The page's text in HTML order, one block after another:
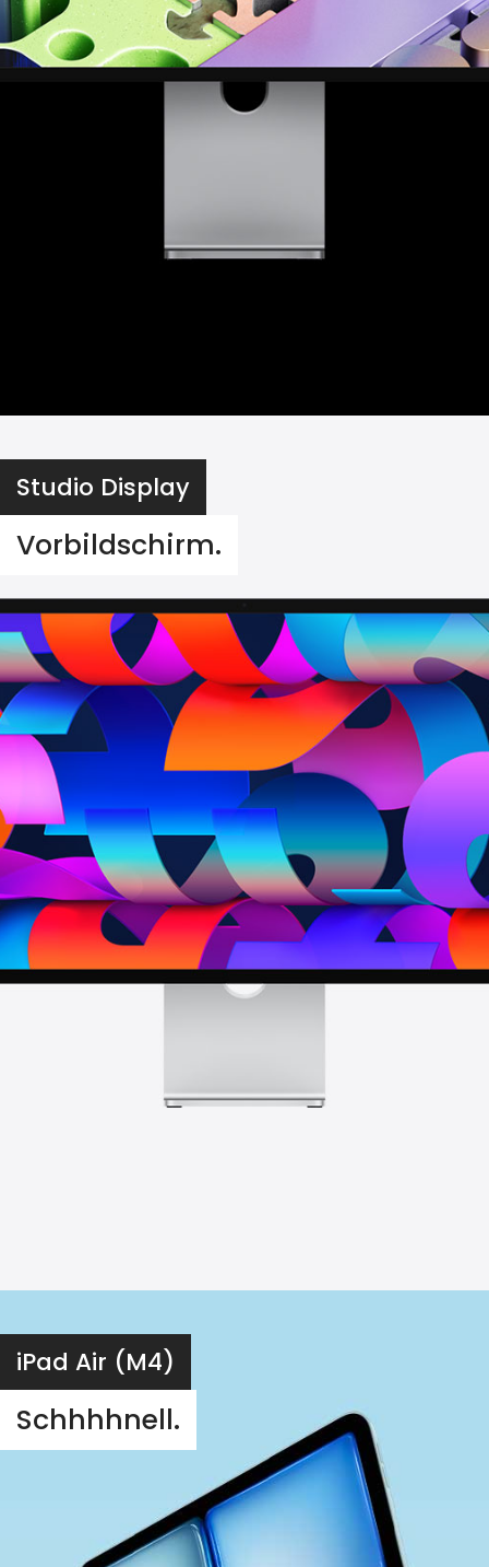
Studio Display
Vorbildschirm.
iPad Air (M4)
Schhhhnell.